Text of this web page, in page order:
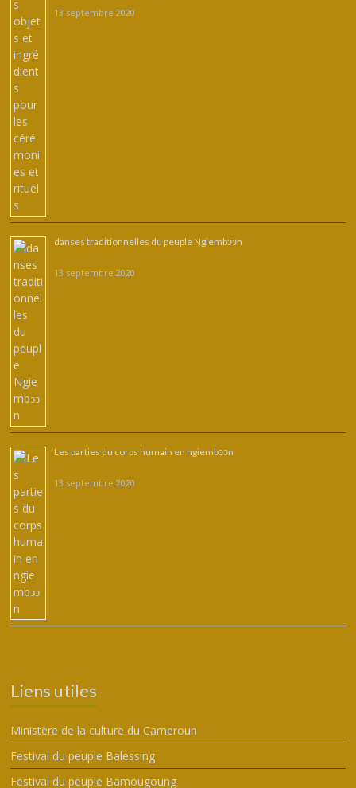
13 septembre 2020
danses traditionnelles du peuple Ngiembͻͻn
13 septembre 2020
Les parties du corps humain en ngiembↄↄn
13 septembre 2020
Liens utiles
Ministère de la culture du Cameroun
Festival du peuple Balessing
Festival du peuple Bamougoung